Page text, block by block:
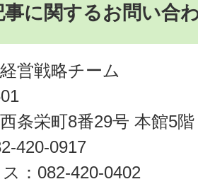
事に関するお問い合
営戦略チーム
条栄町8番29号 本館5階
420-0917
：082-420-0402